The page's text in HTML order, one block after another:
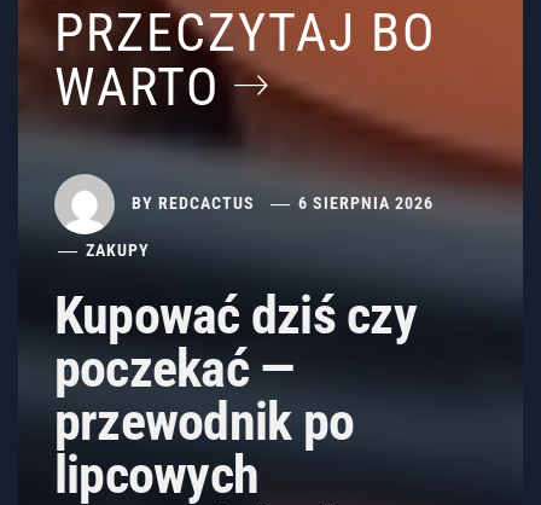
PRZECZYTAJ BO
WARTO
BY REDCACTUS 6 SIERPNIA 2026
ZAKUPY
Kupować dziś czy
poczekać —
przewodnik po
lipcowych